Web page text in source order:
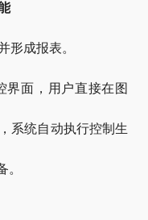
形成报表。
界面，用户直接在图
系统自动执行控制生
。